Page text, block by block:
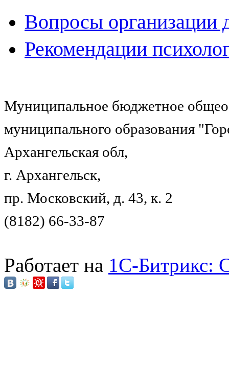
Вопросы организации
Рекомендации
Муниципальное бюджетное
муниципального образования
Архангельская обл,
г. Архангельск,
пр. Московский, д. 43, к. 2
(8182) 66-33-87
Работает на 1C-Битрикс: